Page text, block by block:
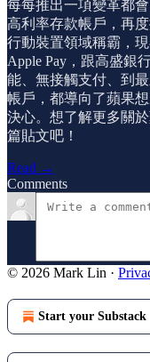
每每推出一項變革都
高利率存款帳戶，再
行動裝置領域稱霸，
Apple Pay，跟高盛銀
能、無接觸支付、到
帳戶，都導向了蘋果
決心。想了解更多關
篇貼文吧！
Read →
Comments
© 2026 Mark Lin ·
Start your Substack